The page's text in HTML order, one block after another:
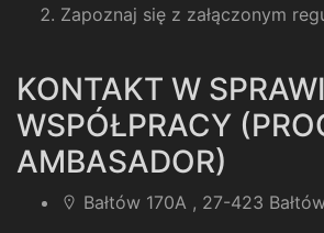
Zapoznaj się z załączonym
KONTAKT W
WSPÓŁPRACY
AMBASADOR)
Bałtów 170A , 27-423